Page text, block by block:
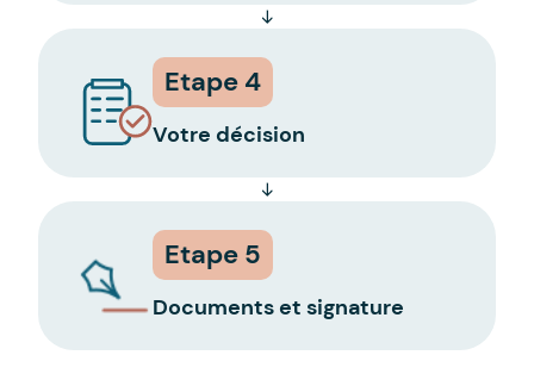
Etape 4
Votre décision
Etape 5
Documents et signature